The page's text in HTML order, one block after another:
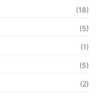
(18)
(5)
(1)
(5)
(2)